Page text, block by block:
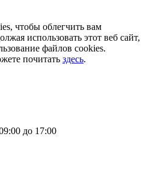
чтобы облегчить вам
использовать этот веб сайт,
файлов cookies.
почитать здесь.
до 17:00